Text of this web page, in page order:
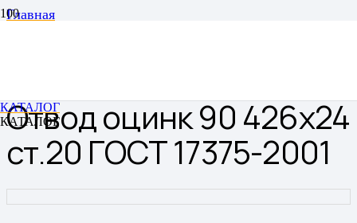
КАТАЛОГ
КАТАЛОГ
Главная
Отвод оцинк 90 426х24
ст.20 ГОСТ 17375-2001